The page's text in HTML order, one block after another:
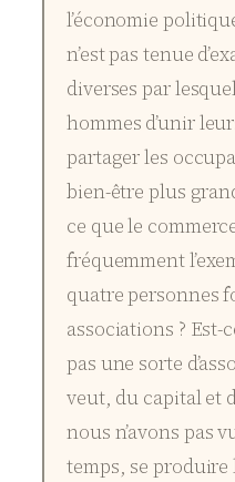
l’économie
n’est pas tenue
diverses par
hommes d’unir
partager les
bien-être plus
ce que le
fréquemment
quatre personnes
associations ? Est-
pas une sorte
veut, du capital et
nous n’avons pas
temps, se produire